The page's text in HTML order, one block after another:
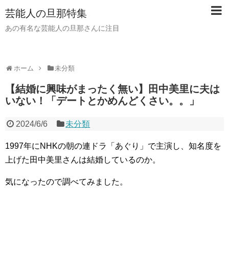
芸能人の旦那特集
あの有名な芸能人の旦那さんに注目
ホーム 未分類
【結婚に興味がまったく無い】田中美里に夫は
いない！「デートとかめんどくさい。。」
2024/6/6 未分類
1997年にNHKの朝の連ドラ「あぐり」で主演し、知名度を
上げた田中美里さんは結婚しているのか。
気になったので調べてみました。